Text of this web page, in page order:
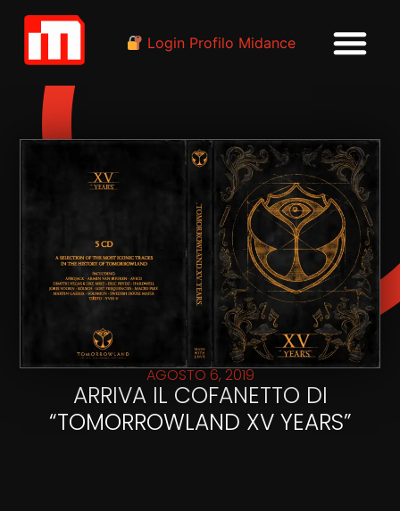
Login Profilo Midance
AGOSTO 6, 2019
ARRIVA IL COFANETTO DI
“TOMORROWLAND XV YEARS”